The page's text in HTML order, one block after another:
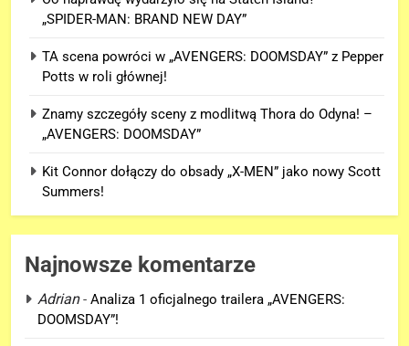
„SPIDER-MAN: BRAND NEW DAY”
TA scena powróci w „AVENGERS: DOOMSDAY” z Pepper
Potts w roli głównej!
Znamy szczegóły sceny z modlitwą Thora do Odyna! –
„AVENGERS: DOOMSDAY”
Kit Connor dołączy do obsady „X-MEN” jako nowy Scott
Summers!
Najnowsze komentarze
Adrian- Analiza 1 oficjalnego trailera „AVENGERS:
DOOMSDAY”!